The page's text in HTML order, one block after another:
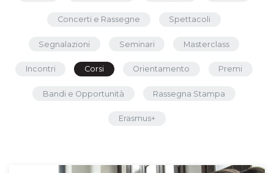
Concerti e Rassegne Spettacoli
Segnalazioni Seminari Masterclass
Incontri Corsi Orientamento Premi
Bandi e Opportunità Rassegna Stampa
Erasmus+